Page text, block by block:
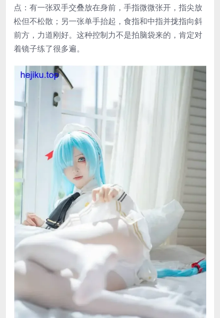
点：有一张双手交叠放在身前，手指微微张开，指尖放
松但不松散；另一张单手抬起，食指和中指并拢指向斜
前方，力道刚好。这种控制力不是拍脑袋来的，肯定对
着镜子练了很多遍。